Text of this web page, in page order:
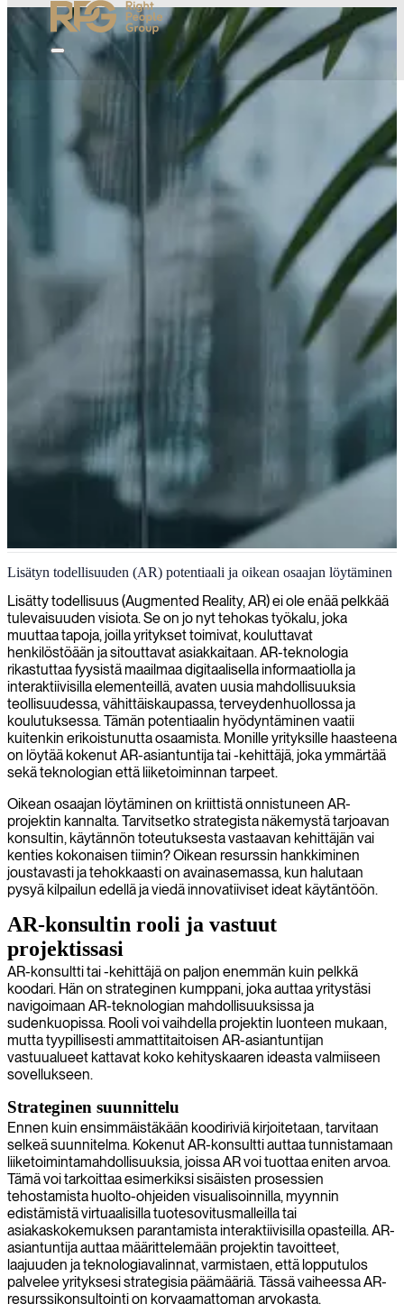
Lisätyn todellisuuden kehitys
Tarjoamme AR-asiantuntijoita, jotka auttavat sinua luomaan ja
toteuttamaan huippuluokan lisätyn todellisuuden ratkaisuja, jotka
mullistavat käyttäjien tavan olla vuorovaikutuksessa tuotteittesi ja
palvelujesi kanssa.
Lisätyn todellisuuden (AR) potentiaali ja oikean osaajan löytäminen
Lisätty todellisuus (Augmented Reality, AR) ei ole enää pelkkää
tulevaisuuden visiota. Se on jo nyt tehokas työkalu, joka
muuttaa tapoja, joilla yritykset toimivat, kouluttavat
henkilöstöään ja sitouttavat asiakkaitaan. AR-teknologia
rikastuttaa fyysistä maailmaa digitaalisella informaatiolla ja
interaktiivisilla elementeillä, avaten uusia mahdollisuuksia
teollisuudessa, vähittäiskaupassa, terveydenhuollossa ja
koulutuksessa. Tämän potentiaalin hyödyntäminen vaatii
kuitenkin erikoistunutta osaamista. Monille yrityksille haasteena
on löytää kokenut AR-asiantuntija tai -kehittäjä, joka ymmärtää
sekä teknologian että liiketoiminnan tarpeet.
Oikean osaajan löytäminen on kriittistä onnistuneen AR-
projektin kannalta. Tarvitsetko strategista näkemystä tarjoavan
konsultin, käytännön toteutuksesta vastaavan kehittäjän vai
kenties kokonaisen tiimin? Oikean resurssin hankkiminen
joustavasti ja tehokkaasti on avainasemassa, kun halutaan
pysyä kilpailun edellä ja viedä innovatiiviset ideat käytäntöön.
AR-konsultin rooli ja vastuut
projektissasi
AR-konsultti tai -kehittäjä on paljon enemmän kuin pelkkä
koodari. Hän on strateginen kumppani, joka auttaa yritystäsi
navigoimaan AR-teknologian mahdollisuuksissa ja
sudenkuopissa. Rooli voi vaihdella projektin luonteen mukaan,
mutta tyypillisesti ammattitaitoisen AR-asiantuntijan
vastuualueet kattavat koko kehityskaaren ideasta valmiiseen
sovellukseen.
Strateginen suunnittelu
Ennen kuin ensimmäistäkään koodiriviä kirjoitetaan, tarvitaan
selkeä suunnitelma. Kokenut AR-konsultti auttaa tunnistamaan
liiketoimintamahdollisuuksia, joissa AR voi tuottaa eniten arvoa.
Tämä voi tarkoittaa esimerkiksi sisäisten prosessien
tehostamista huolto-ohjeiden visualisoinnilla, myynnin
edistämistä virtuaalisilla tuotesovitusmalleilla tai
asiakaskokemuksen parantamista interaktiivisilla opasteilla. AR-
asiantuntija auttaa määrittelemään projektin tavoitteet,
laajuuden ja teknologiavalinnat, varmistaen, että lopputulos
palvelee yrityksesi strategisia päämääriä. Tässä vaiheessa AR-
resurssikonsultointi on korvaamattoman arvokasta.